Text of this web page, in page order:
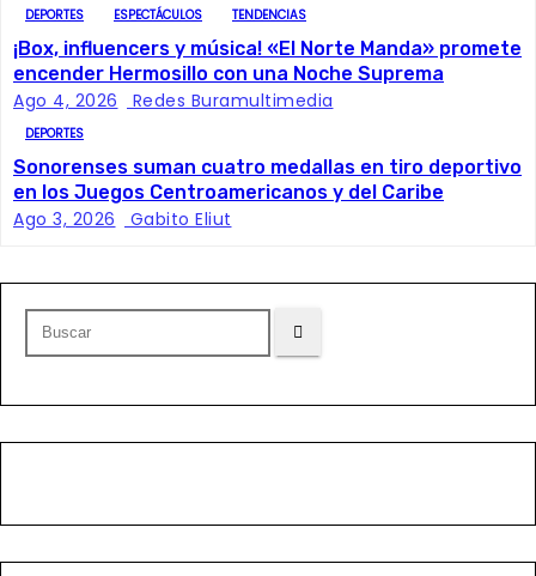
c
ó
n
n
a
DEPORTES ESPECTÁCULOS TENDENCIAS
¡Box, influencers y música! «El Norte Manda» promete
encender Hermosillo con una Noche Suprema
Ago 4, 2026 Redes Buramultimedia
DEPORTES
Sonorenses suman cuatro medallas en tiro deportivo
en los Juegos Centroamericanos y del Caribe
Ago 3, 2026 Gabito Eliut